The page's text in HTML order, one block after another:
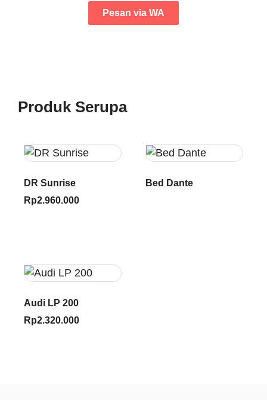
Pesan via WA
Produk Serupa
DR Sunrise
Rp2.960.000
Bed Dante
Audi LP 200
Rp2.320.000